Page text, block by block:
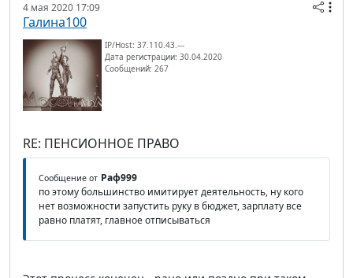
4 мая 2020 17:09
Галина100
IP/Host: 37.110.43.---
Дата регистрации: 30.04.2020
Сообщений: 267
RE: ПЕНСИОННОЕ ПРАВО
Сообщение от Раф999
по этому большинство имитирует деятельность, ну кого
нет возможности запустить руку в бюджет, зарплату все
равно платят, главное отписываться